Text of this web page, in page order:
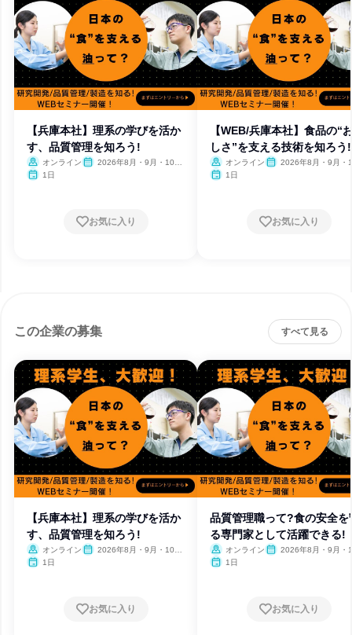
【兵庫本社】理系の学びを活か
す、品質管理を知ろう!
オンライン
2026年8月・9月・10
1日
お気に入り
【WEB/兵庫本社】食品の“
しさ”を支える技術を知ろう!
オンライン
2026年8月・9月・
1日
お気に入り
この企業の募集 すべて見る
【兵庫本社】理系の学びを活か
す、品質管理を知ろう!
オンライン
2026年8月・9月・10
1日
お気に入り
品質管理職って?食の安全を
る専門家として活躍できる!
オンライン
2026年8月・9月・
1日
お気に入り